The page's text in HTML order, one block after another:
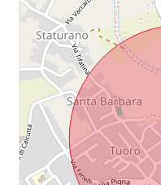
Giardino
Posto auto/Box
Balcone/Terrazzo
Ascensore